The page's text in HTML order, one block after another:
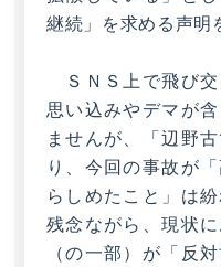
継続」を求める声明
ＳＮＳ上で飛び
思い込みやデマが
ませんが、「辺野
り、今回の事故が
らしめたこと」は
残念ながら、現状
（の一部）が「反